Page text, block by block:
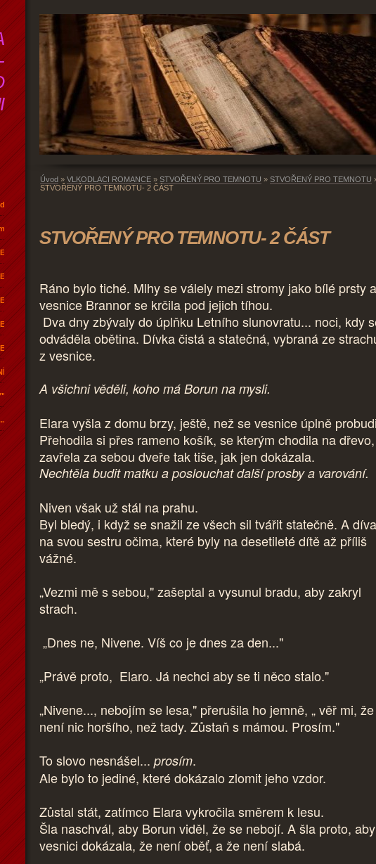
Úvod » VLKODLACI ROMANCE » STVOŘENÝ PRO TEMNOTU » STVOŘENÝ PRO TEMNOTU
STVOŘENÝ PRO TEMNOTU- 2 ČÁST
STVOŘENÝ PRO TEMNOTU- 2 ČÁST
Ráno bylo tiché. Mlhy se válely mezi stromy jako bílé prsty a
vesnice Brannor se krčila pod jejich tíhou.
Dva dny zbývaly do úplňku Letního slunovratu... noci, kdy
odváděla obětina. Dívka čistá a statečná, vybraná ze
z vesnice.
A všichni věděli, koho má Borun na mysli.
Elara vyšla z domu brzy, ještě, než se vesnice úplně
Přehodila si přes rameno košík, se kterým chodila na
zavřela za sebou dveře tak tiše, jak jen dokázala.
Nechtěla budit matku a poslouchat další prosby a varování.
Niven však už stál na prahu.
Byl bledý, i když se snažil ze všech sil tvářit statečně. A
na svou sestru očima, které byly na desetileté dítě až příliš
vážné.
„Vezmi mě s sebou," zašeptal a vysunul bradu, aby zakryl
strach.
„Dnes ne, Nivene. Víš co je dnes za den..."
„Právě proto, Elaro. Já nechci aby se ti něco stalo."
„Nivene..., nebojím se lesa," přerušila ho jemně, „ věř mi,
není nic horšího, než tady. Zůstaň s mámou. Prosím."
To slovo nesnášel... prosím.
Ale bylo to jediné, které dokázalo zlomit jeho vzdor.
Zůstal stát, zatímco Elara vykročila směrem k lesu.
Šla naschvál, aby Borun viděl, že se nebojí. A šla proto, aby
vesnici dokázala, že není oběť, a že není slabá.